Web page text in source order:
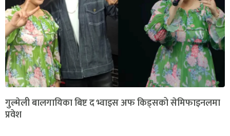
गुल्मेली बालगायिका बिष्ट द भ्वाइस अफ किड्सको सेमिफाइनलमा
प्रवेश